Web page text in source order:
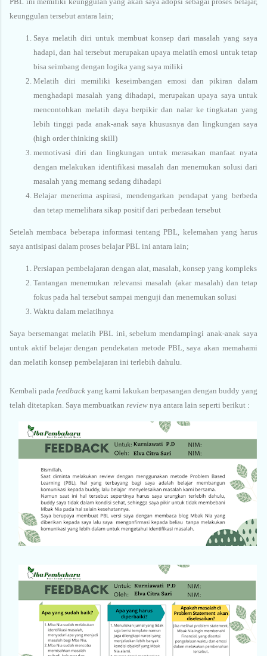
keunggulan tersebut antara lain;
Saya melatih diri untuk membuat konsep dari masalah yang saya
hadapi, dan hal tersebut merupakan upaya melatih emosi untuk tetap
bisa seimbang dengan logika yang saya miliki
Melatih diri memiliki keseimbangan emosi dan pikiran dalam
menghadapi masalah yang dihadapi, merupakan upaya saya untuk
mencontohkan melatih daya berpikir dan nalar ke tingkatan yang
lebih tinggi pada anak-anak saya khususnya dan lingkungan saya
(high order thinking skill)
memotivasi diri dan lingkungan untuk merasakan manfaat nyata
dengan melakukan identifikasi masalah dan menemukan solusi dari
masalah yang memang sedang dihadapi
Belajar menerima aspirasi, mendengarkan pendapat yang berbeda
dan tetap memelihara sikap positif dari perbedaan tersebut
Setelah membaca beberapa informasi tentang PBL, kelemahan yang harus
saya antisipasi dalam proses belajar PBL ini antara lain;
Persiapan pembelajaran dengan alat, masalah, konsep yang kompleks
Tantangan menemukan relevansi masalah (akar masalah) dan tetap
fokus pada hal tersebut sampai menguji dan menemukan solusi
Waktu dalam melatihnya
Saya bersemangat melatih PBL ini, sebelum mendampingi anak-anak saya
untuk aktif belajar dengan pendekatan metode PBL, saya akan memahami
dan melatih konsep pembelajaran ini terlebih dahulu.
Kembali pada feedback yang kami lakukan berpasangan dengan buddy yang
telah ditetapkan. Saya membuatkan review nya antara lain seperti berikut :